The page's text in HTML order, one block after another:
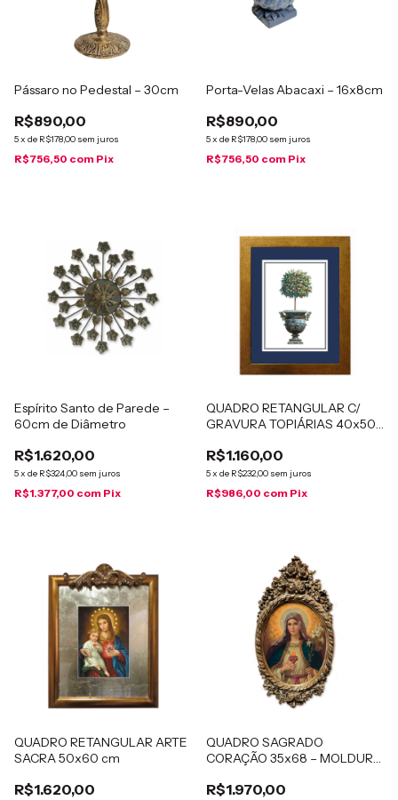
Pássaro no Pedestal – 30cm
R$890,00
5x de R$178,00 sem juros
R$756,50 com Pix
Porta-Velas Abacaxi – 16x8cm
R$890,00
5x de R$178,00 sem juros
R$756,50 com Pix
Espírito Santo de Parede –
60cm de Diâmetro
R$1.620,00
5x de R$324,00 sem juros
R$1.377,00 com Pix
QUADRO RETANGULAR C/
GRAVURA TOPIÁRIAS 40x50
R$1.160,00
5x de R$232,00 sem juros
R$986,00 com Pix
QUADRO RETANGULAR ARTE
SACRA 50x60 cm
R$1.620,00
QUADRO SAGRADO
CORAÇÃO 35x68 – MOLDURA
R$1.970,00